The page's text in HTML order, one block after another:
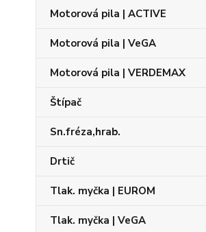
Motorová pila | ACTIVE
Motorová pila | VeGA
Motorová pila | VERDEMAX
Štípač
Sn.fréza,hrab.
Drtič
Tlak. myčka | EUROM
Tlak. myčka | VeGA